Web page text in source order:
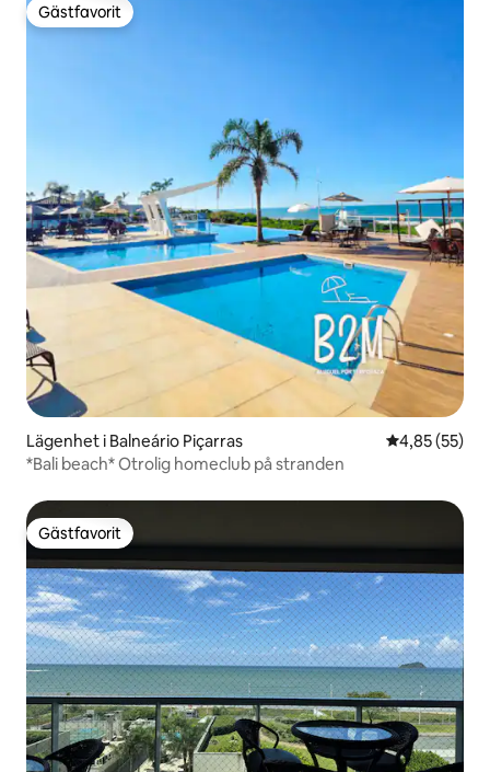
Gästfavorit
Gästfavorit
Lägenhet i Balneário Piçarras 4,85 av 5 i
4,85 (55)
*Bali beach* Otrolig homeclub på stranden
Gästfavorit
Gästfavorit